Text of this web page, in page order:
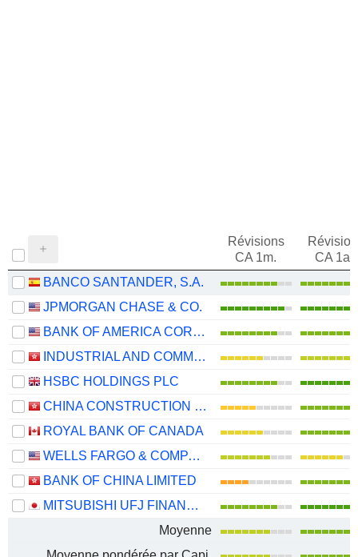
Révisions
CA 1m.
CA 1an
BANCO SANTANDER, S.A.
JPMORGAN CHASE & CO.
BANK OF AMERICA CORPORATION
INDUSTRIAL AND COMMERCIAL BANK OF CHINA LIMITED
HSBC HOLDINGS PLC
CHINA CONSTRUCTION BANK CORPORATION
ROYAL BANK OF CANADA
WELLS FARGO & COMPANY
BANK OF CHINA LIMITED
MITSUBISHI UFJ FINANCIAL GROUP, INC.
Moyenne